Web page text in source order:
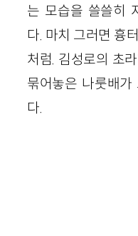
는 모습을 쓸쓸히
다. 마치 그러면 흉
처럼. 김성로의 초
묶어놓은 나룻배
다.